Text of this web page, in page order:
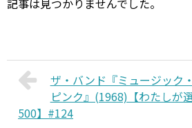
記事は見つかりませんでした。
ザ・バンド『ミュージック
ピンク』(1968)【わたしが
500】#124